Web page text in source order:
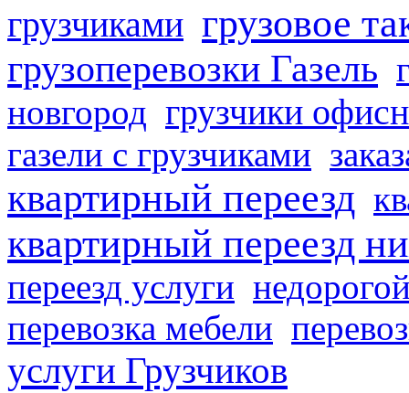
грузчиками грузовое
грузоперевозки Газель
новгород грузчики
газели с грузчиками
квартирный переезд
квартирный переезд
переезд услуги
перевозка мебели
услуги Грузчиков